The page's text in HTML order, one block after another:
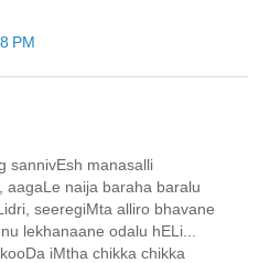
PM
sannivEsh manasalli
aagaLe naija baraha baralu
seeregiMta alliro bhavane
lekhanaane odalu hELi...
iMtha chikka chikka